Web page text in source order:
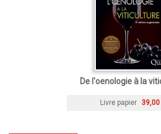
De l'oenologie à la
Livre papier 39,00